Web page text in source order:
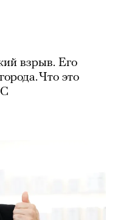
взрыв. Его
Что это